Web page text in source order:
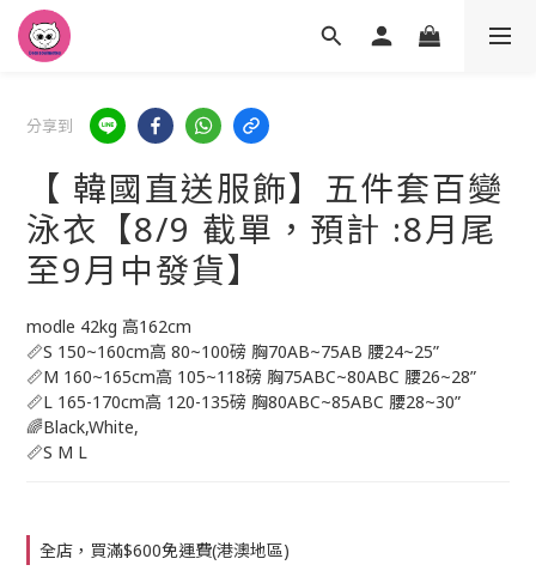
分享到
【 韓國直送服飾】五件套百變
泳衣【8/9 截單，預計 :8月尾
至9月中發貨】
modle 42kg 高162cm
📏S 150~160cm高 80~100磅 胸70AB~75AB 腰24~25”
📏M 160~165cm高 105~118磅 胸75ABC~80ABC 腰26~28”
📏L 165-170cm高 120-135磅 胸80ABC~85ABC 腰28~30”
🌈Black,White,
📏S M L
全店，買滿$600免運費(港澳地區)